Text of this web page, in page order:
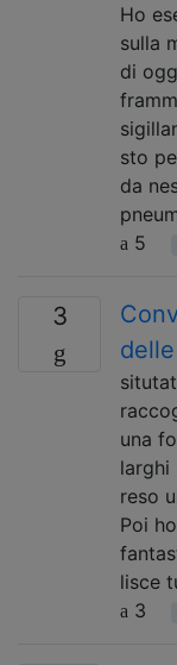
Ho
sulla
di
sto
da
5
3
una
larghi
reso
Poi
lisce
3